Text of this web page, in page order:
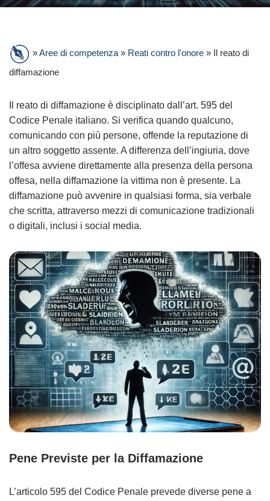
»Aree di competenza» Reati contro l'onore »
Il reato di
diffamazione
Il reato di diffamazione è disciplinato dall’art. 595 del
Codice Penale italiano. Si verifica quando qualcuno,
comunicando con più persone, offende la reputazione di
un altro soggetto assente. A differenza dell’ingiuria, dove
l’offesa avviene direttamente alla presenza della persona
offesa, nella diffamazione la vittima non è presente. La
diffamazione può avvenire in qualsiasi forma, sia verbale
che scritta, attraverso mezzi di comunicazione tradizionali
o digitali, inclusi i social media.
Pene Previste per la Diffamazione
L’articolo 595 del Codice Penale prevede diverse pene a